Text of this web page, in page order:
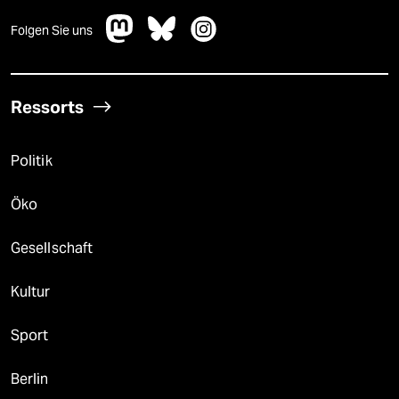
Folgen Sie uns
Ressorts
Politik
Öko
Gesellschaft
Kultur
Sport
Berlin